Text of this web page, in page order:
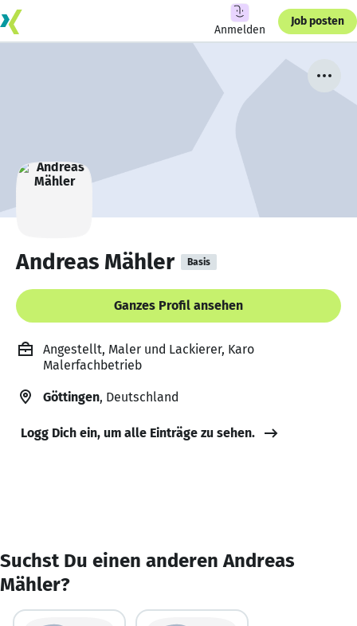
Anmelden
Job posten
Andreas Mähler Basis
Ganzes Profil ansehen
Angestellt, Maler und Lackierer, Karo
Malerfachbetrieb
Göttingen, Deutschland
Logg Dich ein, um alle Einträge zu sehen.
Suchst Du einen anderen Andreas
Mähler?